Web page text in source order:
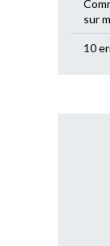
sur
10